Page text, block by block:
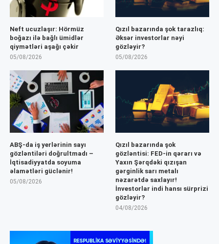
Neft ucuzlaşır: Hörmüz
boğazı ilə bağlı ümidlər
qiymətləri aşağı çəkir
05/08/2026
Qızıl bazarında şok tarazlıq:
Əksər investorlar nəyi
gözləyir?
05/08/2026
ABŞ-da iş yerlərinin sayı
gözləntiləri doğrultmadı –
İqtisadiyyatda soyuma
əlamətləri güclənir!
05/08/2026
Qızıl bazarında şok
gözləntisi: FED-in qərarı və
Yaxın Şərqdəki qızışan
gərginlik sarı metalı
nəzarətdə saxlayır!
İnvestorlar indi hansı sürprizi
gözləyir?
04/08/2026